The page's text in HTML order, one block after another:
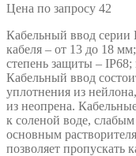
Цена по запросу 42
Кабельный ввод
кабеля – от 13 до 18
степень защиты – IP68;
Кабельный ввод
уплотнения из
из неопрена.
к соленой воде,
основным
позволяет пропускать